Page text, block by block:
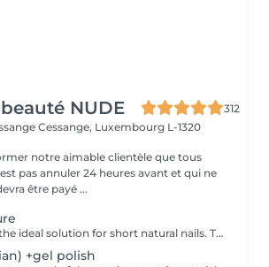
NUDE
312
Cessange, Luxembourg L-1320
notre aimable clientèle que tous
pas annuler 24 heures avant et qui ne
être payé ...
Express Manicure the ideal solution for short natural nails. This service includes removal of the previous coating, quick nail and cuticle care, strengthening with a clear rubber base, and a camouflage top coat finish. No change to your natural nail shape we preserve your preferred oval or square shape.
+gel polish